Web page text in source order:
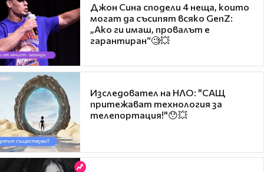
Джон Сина сподели 4 неща, които
могат да съсипят всяко GenZ:
„Ако ги имаш, провалът е
гарантиран“🧐💥
Изследовател на НЛО: "САЩ
притежават технология за
телепортация!"😯💥